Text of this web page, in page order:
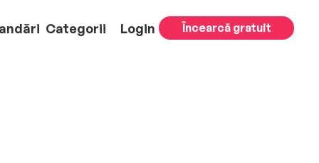
Categorii Login Încearcă gratuit